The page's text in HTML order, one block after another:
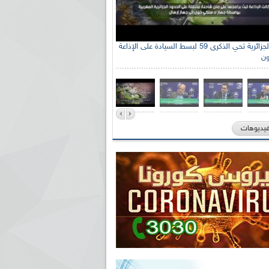
الإذاعة الجزائرية تحي الذكرى 59 لبسط السيادة على الإذاعة